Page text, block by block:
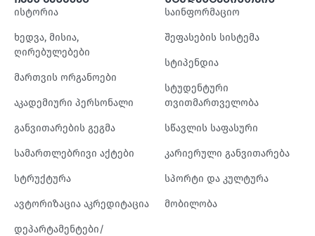
ისტორია
ხედვა, მისია,
ღირებულებები
მართვის ორგანოები
აკადემიური პერსონალი
განვითარების გეგმა
სამართლებრივი აქტები
სტრუქტურა
ავტორიზაცია აკრედიტაცია
დეპარტამენტები/
საინფორმაციო
შეფასების სისტემა
სტიპენდია
სტუდენტური
თვითმართველობა
სწავლის საფასური
კარიერული განვითარება
სპორტი და კულტურა
მობილობა